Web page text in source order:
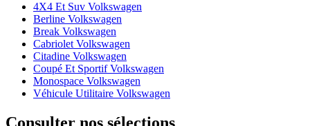
4X4 Et Suv Volkswagen
Berline Volkswagen
Break Volkswagen
Cabriolet Volkswagen
Citadine Volkswagen
Coupé Et Sportif Volkswagen
Monospace Volkswagen
Véhicule Utilitaire Volkswagen